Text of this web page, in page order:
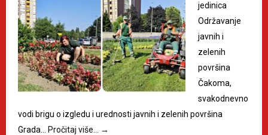
jedinica
Održavanje
javnih i
zelenih
površina
Čakoma,
svakodnevno
vodi brigu o izgledu i urednosti javnih i zelenih površina
Grada… Pročitaj više… →